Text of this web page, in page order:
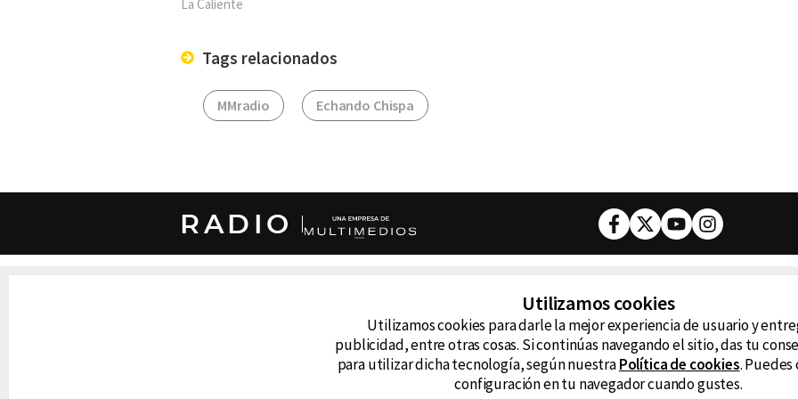
La Caliente
Tags relacionados
MMradio Echando Chispa
RADIO Facebook
TwitterYoutubeInstagram
cualquier medio electrónico o magnético.
D99
La Caliente
Utilizamos cookies
Utilizamos cookies para darle la mejor experiencia de usuario y
publicidad, entre otras cosas. Si continúas navegando el sitio, das tu
para utilizar dicha tecnología, según nuestraPolítica de cookies. Puedes
configuración en tu navegador cuando gustes.